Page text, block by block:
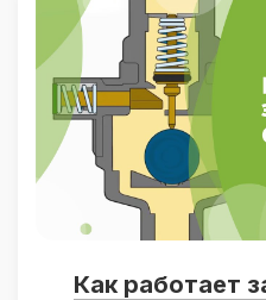
Как работает